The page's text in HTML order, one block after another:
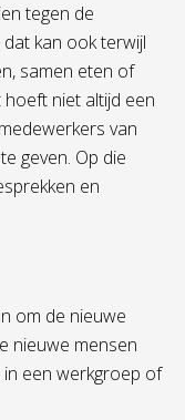
tegen de
kan ook terwijl
samen eten of
hoeft niet altijd een
van
geven. Op die
en
om de nieuwe
nieuwe mensen
een werkgroep of